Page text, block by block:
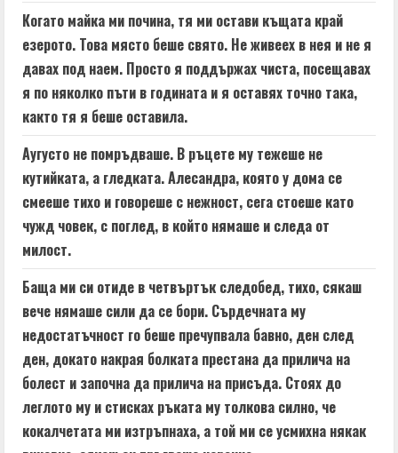
Когато майка ми почина, тя ми остави къщата край
езерото. Това място беше свято. Не живеех в нея и не я
давах под наем. Просто я поддържах чиста, посещавах
я по няколко пъти в годината и я оставях точно така,
както тя я беше оставила.
Аугусто не помръдваше. В ръцете му тежеше не
кутийката, а гледката. Алесандра, която у дома се
смееше тихо и говореше с нежност, сега стоеше като
чужд човек, с поглед, в който нямаше и следа от
милост.
Баща ми си отиде в четвъртък следобед, тихо, сякаш
вече нямаше сили да се бори. Сърдечната му
недостатъчност го беше пречупвала бавно, ден след
ден, докато накрая болката престана да прилича на
болест и започна да прилича на присъда. Стоях до
леглото му и стисках ръката му толкова силно, че
кокалчетата ми изтръпнаха, а той ми се усмихна някак